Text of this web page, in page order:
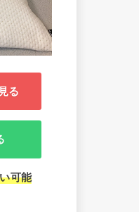
る
可能